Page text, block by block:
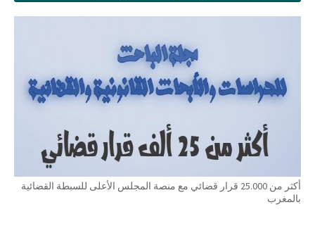
أكثر من 25.000 قرار قضائي مع منصة المجلس الأعلى للسبطة القضائية
بالمغرب